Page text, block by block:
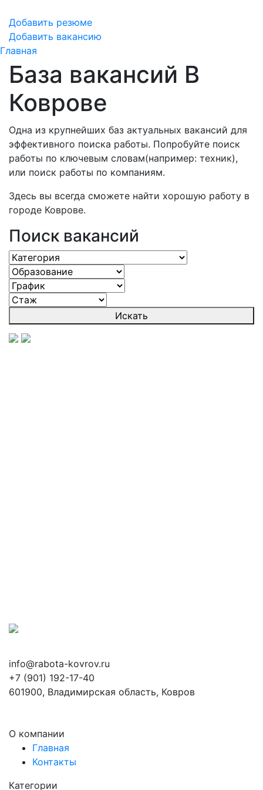
Добавить резюме
Добавить вакансию
Главная
База вакансий В
Коврове
Одна из крупнейших баз актуальных вакансий для
эффективного поиска работы. Попробуйте поиск
работы по ключевым словам(например: техник),
или поиск работы по компаниям.
Здесь вы всегда сможете найти хорошую работу в
городе Коврове.
Поиск вакансий
Искать
info@rabota-kovrov.ru
+7 (901) 192-17-40
601900, Владимирская область, Ковров
О компании
Главная
Контакты
Категории